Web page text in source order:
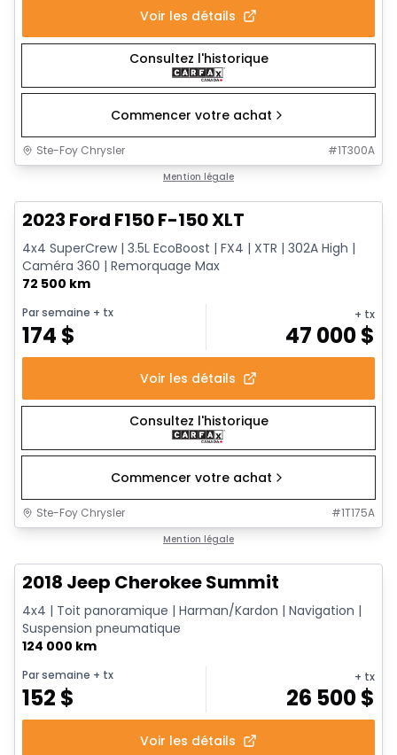
Voir les détails
Consultez l'historique
Commencer votre achat
Ste-Foy Chrysler #1T300A
Mention légale
2023 Ford F150 F-150 XLT
4x4 SuperCrew | 3.5L EcoBoost | FX4 | XTR | 302A High |
Caméra 360 | Remorquage Max
72 500 km
Par semaine + tx
174 $
+ tx
47 000$
Voir les détails
Consultez l'historique
Commencer votre achat
Ste-Foy Chrysler #1T175A
Mention légale
2018 Jeep Cherokee Summit
4x4 | Toit panoramique | Harman/Kardon | Navigation |
Suspension pneumatique
124 000 km
Par semaine + tx
152 $
+ tx
26 500$
Voir les détails